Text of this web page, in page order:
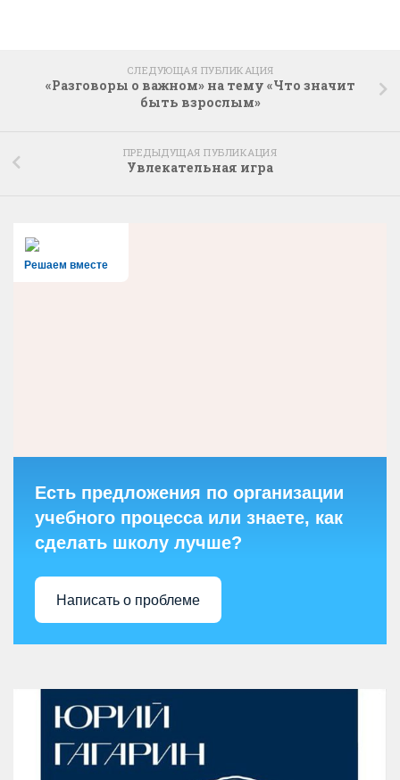
СЛЕДУЮЩАЯ ПУБЛИКАЦИЯ
«Разговоры о важном» на тему «Что значит
быть взрослым»
ПРЕДЫДУЩАЯ ПУБЛИКАЦИЯ
Увлекательная игра
Решаем вместе
Есть предложения по организации
учебного процесса или знаете, как
сделать школу лучше?
Написать о проблеме